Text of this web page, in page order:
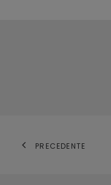
PRECEDENTE